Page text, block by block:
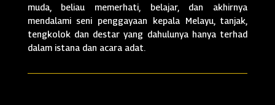
muda, beliau memerhati, belajar, dan akhirnya
mendalami seni penggayaan kepala Melayu, tanjak,
tengkolok dan destar yang dahulunya hanya terhad
dalam istana dan acara adat.